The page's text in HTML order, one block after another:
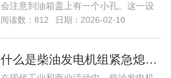
会注意到油箱盖上有一个小孔。这一设
计看似简单，...
阅读数：812 日期：2026-02-10
什么是柴油发电机组紧急熄火装置？…